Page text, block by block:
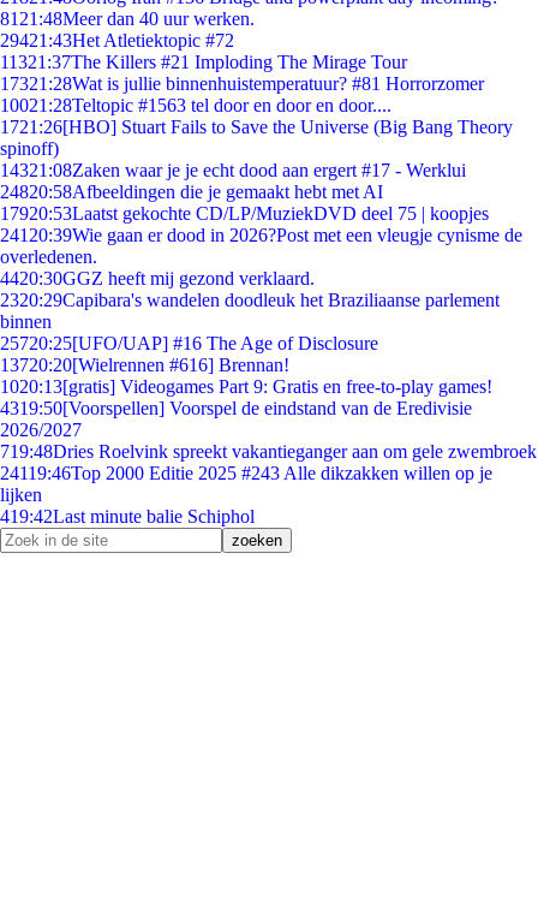
81 21:48Meer dan 40 uur werken.
29421:43Het Atletiektopic #72
11321:37The Killers #21 Imploding The Mirage Tour
17321:28Wat is jullie binnenhuistemperatuur? #81 Horrorzomer
10021:28Teltopic #1563 tel door en door en door....
1721:26[HBO] Stuart Fails to Save the Universe (Big Bang Theory
spinoff)
14321:08Zaken waar je je echt dood aan ergert #17 - Werklui
24820:58Afbeeldingen die je gemaakt hebt met AI
17920:53Laatst gekochte CD/LP/MuziekDVD deel 75 | koopjes
241 20:39Wie gaan er dood in 2026?Post met een vleugje cynisme de
overledenen.
4420:30GGZ heeft mij gezond verklaard.
2320:29Capibara's wandelen doodleuk het Braziliaanse parlement
binnen
25720:25[UFO/UAP] #16 The Age of Disclosure
13720:20[Wielrennen #616] Brennan!
1020:13[gratis] Videogames Part 9: Gratis en free-to-play games!
4319:50[Voorspellen] Voorspel de eindstand van de Eredivisie
2026/2027
719:48Dries Roelvink spreekt vakantieganger aan om gele zwembroek
24119:46Top 2000 Editie 2025 #243 Alle dikzakken willen op je
lijken
419:42Last minute balie Schiphol